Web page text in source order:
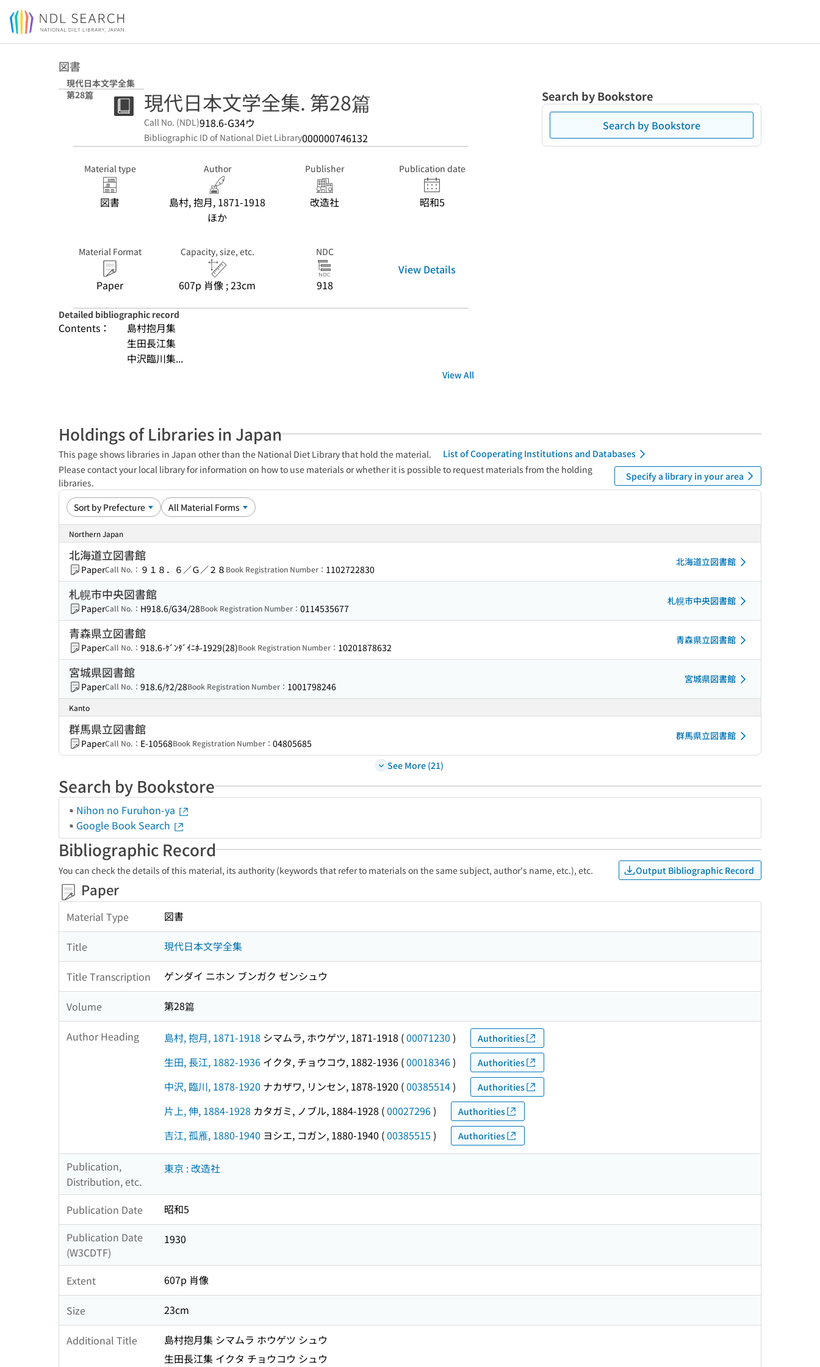
Jump to main content
図書
現代日本文学全集
第28篇
現代日本文学全集. 第28篇
Call No. (NDL)918.6-G34ウ
Bibliographic ID of National Diet Library000000746132
Material type
図書
Author
島村, 抱月, 1871-1918
ほか
Publisher
改造社
Publication date
昭和5
Material Format
Paper
Capacity, size, etc.
607p 肖像 ; 23cm
NDC
918
View Details
Detailed bibliographic record
Contents：
島村抱月集
生田長江集
中沢臨川集...
View All
Search by Bookstore
Search by Bookstore
Holdings of Libraries in Japan
This page shows libraries in Japan other than the National Diet Library that hold the material.
List of Cooperating Institutions and Databases
Please contact your local library for information on how to use materials or whether it is possible to request materials from the holding
libraries.
Specify a library in your area
Northern Japan
北海道立図書館
PaperCall No.： ９１８．６／Ｇ／２８ Book Registration Number： 1102722830
北海道立図書館
札幌市中央図書館
PaperCall No.： H918.6/G34/28Book Registration Number： 0114535677
札幌市中央図書館
青森県立図書館
PaperCall No.： 918.6-ｹﾞﾝﾀﾞｲﾆﾎ-1929(28)Book Registration Number： 10201878632
青森県立図書館
宮城県図書館
PaperCall No.： 918.6/ｹ2/28Book Registration Number： 1001798246
宮城県図書館
Kanto
群馬県立図書館
PaperCall No.： E-10568Book Registration Number： 04805685
群馬県立図書館
See More (21)
Search by Bookstore
Nihon no Furuhon-ya
Google Book Search
Bibliographic Record
You can check the details of this material, its authority (keywords that refer to materials on the same subject, author's name, etc.), etc. Output Bibliographic Record
Paper
Material Type 図書
Title 現代日本文学全集
Title Transcription ゲンダイ ニホン ブンガク ゼンシュウ
Volume 第28篇
Author Heading 島村, 抱月, 1871-1918 シマムラ, ホウゲツ, 1871-1918 (00071230 ) Authorities
生田, 長江, 1882-1936 イクタ, チョウコウ, 1882-1936 (00018346) Authorities
中沢, 臨川, 1878-1920 ナカザワ, リンセン, 1878-1920 (00385514) Authorities
片上, 伸, 1884-1928 カタガミ, ノブル, 1884-1928 (00027296) Authorities
吉江, 孤雁, 1880-1940 ヨシエ, コガン, 1880-1940 (00385515 ) Authorities
Publication,
Distribution, etc.
東京 : 改造社
Publication Date
昭和5
Publication Date
(W3CDTF)
1930
Extent 607p 肖像
Size 23cm
Additional Title
島村抱月集 シマムラ ホウゲツ シュウ
生田長江集 イクタ チョウコウ シュウ